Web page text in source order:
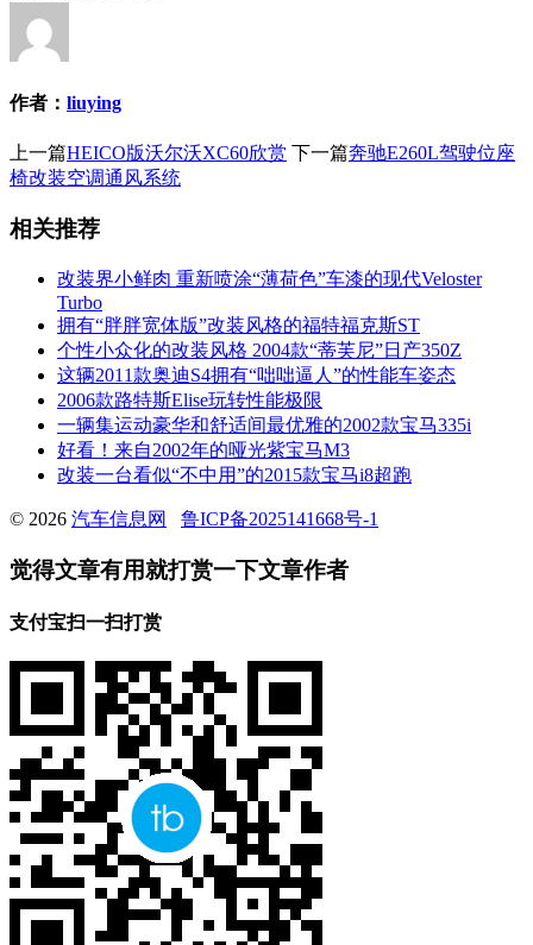
作者： liuying
上一篇HEICO版沃尔沃XC60欣赏 下一篇奔驰E260L驾驶位座
椅改装空调通风系统
相关推荐
改装界小鲜肉 重新喷涂“薄荷色”车漆的现代Veloster
Turbo
拥有“胖胖宽体版”改装风格的福特福克斯ST
个性小众化的改装风格 2004款“蒂芙尼”日产350Z
这辆2011款奥迪S4拥有“咄咄逼人”的性能车姿态
2006款路特斯Elise玩转性能极限
一辆集运动豪华和舒适间最优雅的2002款宝马335i
好看！来自2002年的哑光紫宝马M3
改装一台看似“不中用”的2015款宝马i8超跑
© 2026 汽车信息网 鲁ICP备2025141668号-1
觉得文章有用就打赏一下文章作者
支付宝扫一扫打赏